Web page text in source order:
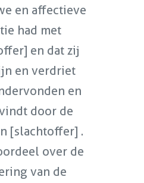
en affectieve
had met
en dat zij
en verdriet
en
door de
[slachtoffer] .
over de
van de